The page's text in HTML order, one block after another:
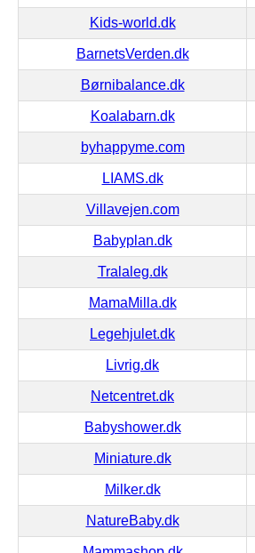
Kids-world.dk
BarnetsVerden.dk
Børnibalance.dk
Koalabarn.dk
byhappyme.com
LIAMS.dk
Villavejen.com
Babyplan.dk
Tralaleg.dk
MamaMilla.dk
Legehjulet.dk
Livrig.dk
Netcentret.dk
Babyshower.dk
Miniature.dk
Milker.dk
NatureBaby.dk